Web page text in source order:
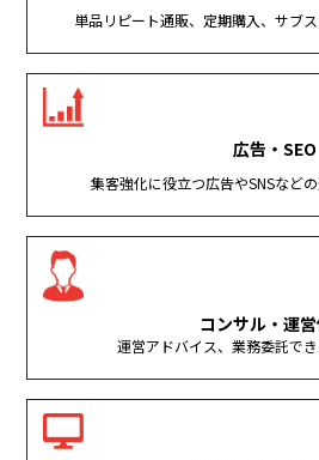
単品リピート通販、定期購入、サブ
広告・SEO
集客強化に役立つ広告やSNSなど
コンサル・運
運営アドバイス、業務委託で